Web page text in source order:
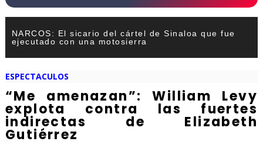
NARCOS: El sicario del cártel de Sinaloa que fue
ejecutado con una motosierra
ESPECTACULOS
“Me amenazan”: William Levy
explota contra las fuertes
indirectas de Elizabeth
Gutiérrez